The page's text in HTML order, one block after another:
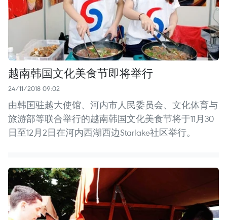
越南韩国文化美食节即将举行
24/11/2018 09:02
由韩国驻越大使馆、河内市人民委员会、文化体育与
旅游部等联合举行的越南韩国文化美食节将于11月30
日至12月2日在河内西湖西边Starlake社区举行。